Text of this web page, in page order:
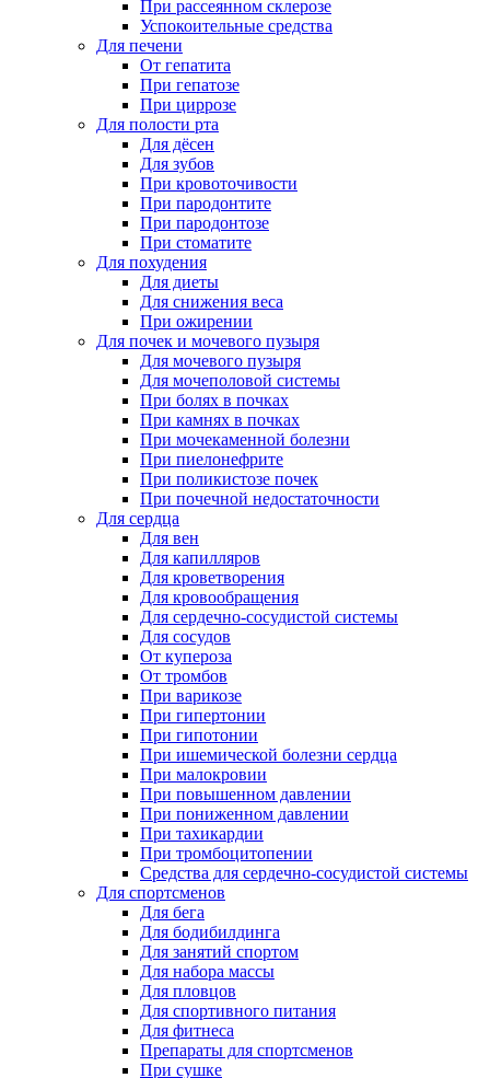
При рассеянном склерозе
Успокоительные средства
Для печени
От гепатита
При гепатозе
При циррозе
Для полости рта
Для дёсен
Для зубов
При кровоточивости
При пародонтите
При пародонтозе
При стоматите
Для похудения
Для диеты
Для снижения веса
При ожирении
Для почек и мочевого пузыря
Для мочевого пузыря
Для мочеполовой системы
При болях в почках
При камнях в почках
При мочекаменной болезни
При пиелонефрите
При поликистозе почек
При почечной недостаточности
Для сердца
Для вен
Для капилляров
Для кроветворения
Для кровообращения
Для сердечно-сосудистой системы
Для сосудов
От купероза
От тромбов
При варикозе
При гипертонии
При гипотонии
При ишемической болезни сердца
При малокровии
При повышенном давлении
При пониженном давлении
При тахикардии
При тромбоцитопении
Средства для сердечно-сосудистой системы
Для спортсменов
Для бега
Для бодибилдинга
Для занятий спортом
Для набора массы
Для пловцов
Для спортивного питания
Для фитнеса
Препараты для спортсменов
При сушке